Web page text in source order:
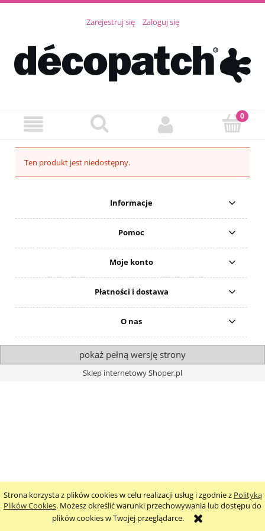
Strona korzysta z plików cookies w celu realizacji usług i zgodnie z Polityką
Plików Cookies. Możesz określić warunki przechowywania lub dostępu do
plików cookies w Twojej przeglądarce.
Zarejestruj się Zaloguj się
Ten produkt jest niedostępny.
Informacje
Pomoc
Moje konto
Płatności i dostawa
O nas
pokaż pełną wersję strony
Sklep internetowy Shoper.pl